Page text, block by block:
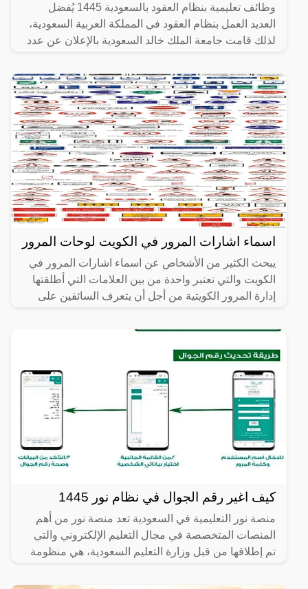
وظائف تعليمية بنظام العقود بالسعودية 1445 يُفضل
العديد العمل بنظام العقود في المملكة العربية السعودية،
لذلك قامت جامعة الملك خالد السعودية بالإعلان عن عدد
اسماء اشارات المرور في الكويت لوحات المرور
يبحث الكثير من الأشخاص عن اسماء اشارات المرور في
الكويت والتي تعتبر واحدة من بين العلامات التي أطلقتها
إدارة المرور الكويتية من أجل أن يتعرف السائقين على
كيف اغير رقم الجوال في نظام نور 1445
منصة نور التعليمية في السعودية تعد منصة نور من أهم
المنصات المتخصصة في مجال التعليم الإلكتروني والتي
تم إطلاقها من قبل وزارة التعليم السعودية، هي منظومة